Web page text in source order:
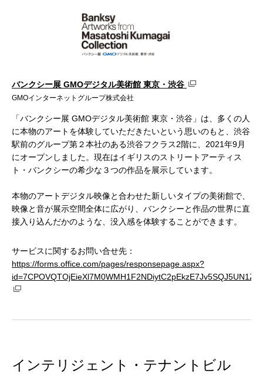
バンクシー展 GMOデジタル美術館 東京・渋谷
GMOインターネットグループ株式会社
「バンクシー展 GMOデジタル美術館 東京・渋谷」は、多くの人
に本物のアートを体験していただきたいという思いのもと、渋谷
駅前のグループ第２本社のある渋谷フクラス2階に、2021年9月
にオープンしました。現在はイギリスのストリートアーティス
ト・バンクシーの希少な３つの作品を展示しています。
本物のアートデジタル映像と合わせた新しいタイプの美術館で、
映像と音が展示空間全体に広がり、バンクシーと作品の世界に直
接入り込んだかのような、没入感を体験することができます。
サービスに関するお問い合せ先：
https://forms.office.com/pages/responsepage.aspx?
インテリジェント・テナントビル